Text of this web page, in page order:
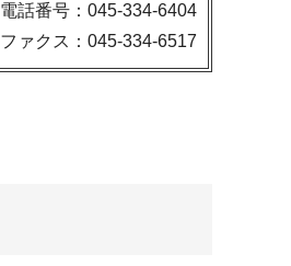
電話番号：045-334-6404
ファクス：045-334-6517